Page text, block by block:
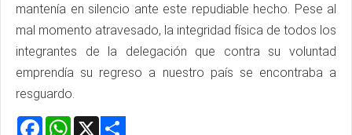
mantenía en silencio ante este repudiable hecho. Pese al
mal momento atravesado, la integridad física de todos los
integrantes de la delegación que contra su voluntad
emprendía su regreso a nuestro país se encontraba a
resguardo.
Facebook
WhatsApp